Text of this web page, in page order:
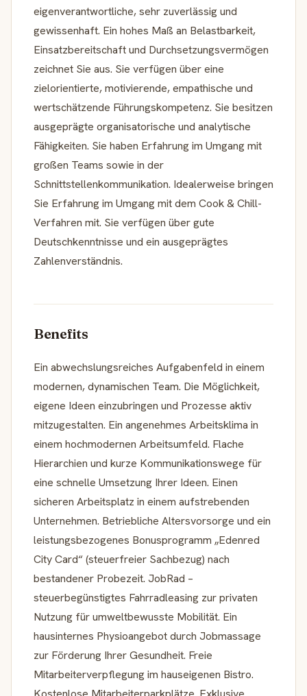
eigenverantwortliche, sehr zuverlässig und
gewissenhaft. Ein hohes Maß an Belastbarkeit,
Einsatzbereitschaft und Durchsetzungsvermögen
zeichnet Sie aus. Sie verfügen über eine
zielorientierte, motivierende, empathische und
wertschätzende Führungskompetenz. Sie besitzen
ausgeprägte organisatorische und analytische
Fähigkeiten. Sie haben Erfahrung im Umgang mit
großen Teams sowie in der
Schnittstellenkommunikation. Idealerweise bringen
Sie Erfahrung im Umgang mit dem Cook & Chill-
Verfahren mit. Sie verfügen über gute
Deutschkenntnisse und ein ausgeprägtes
Zahlenverständnis.
Benefits
Ein abwechslungsreiches Aufgabenfeld in einem
modernen, dynamischen Team. Die Möglichkeit,
eigene Ideen einzubringen und Prozesse aktiv
mitzugestalten. Ein angenehmes Arbeitsklima in
einem hochmodernen Arbeitsumfeld. Flache
Hierarchien und kurze Kommunikationswege für
eine schnelle Umsetzung Ihrer Ideen. Einen
sicheren Arbeitsplatz in einem aufstrebenden
Unternehmen. Betriebliche Altersvorsorge und ein
leistungsbezogenes Bonusprogramm „Edenred
City Card“ (steuerfreier Sachbezug) nach
bestandener Probezeit. JobRad –
steuerbegünstigtes Fahrradleasing zur privaten
Nutzung für umweltbewusste Mobilität. Ein
hausinternes Physioangebot durch Jobmassage
zur Förderung Ihrer Gesundheit. Freie
Mitarbeiterverpflegung im hauseigenen Bistro.